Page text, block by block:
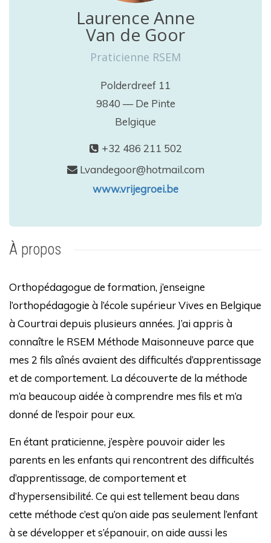
Laurence Anne
Van de Goor
Praticienne RSEM
Polderdreef 11
9840 — De Pinte
Belgique
+32 486 211 502
Lvandegoor@hotmail.com
www.vrijegroei.be
À propos
Orthopédagogue de formation, j’enseigne
l’orthopédagogie à l’école supérieur Vives en Belgique
à Courtrai depuis plusieurs années. J’ai appris à
connaître le RSEM Méthode Maisonneuve parce que
mes 2 fils aînés avaient des difficultés d’apprentissage
et de comportement. La découverte de la méthode
m’a beaucoup aidée à comprendre mes fils et m’a
donné de l’espoir pour eux.
En étant praticienne, j’espère pouvoir aider les
parents en les enfants qui rencontrent des difficultés
d’apprentissage, de comportement et
d’hypersensibilité. Ce qui est tellement beau dans
cette méthode c’est qu’on aide pas seulement l’enfant
à se développer et s’épanouir, on aide aussi les